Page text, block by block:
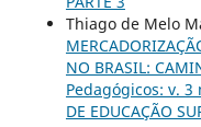
Thiago de Melo
NO BRASIL:
Pedagógicos: v. 3
DE EDUCAÇÃO